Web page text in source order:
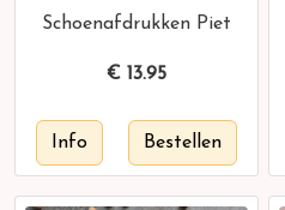
Schoenafdrukken Piet
€ 13.95